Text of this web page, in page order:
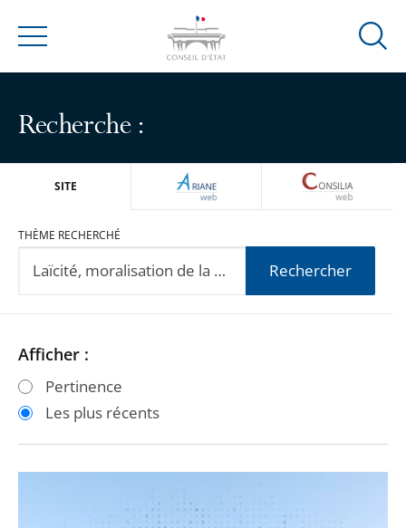
Menu
Ouvrir
Recherche :
SITE ARIANEWEB
THÈME RECHERCHÉ
Rechercher
Passer
les
filtres
Passer
les
filtres
Afficher :
Pertinence
Les plus récents